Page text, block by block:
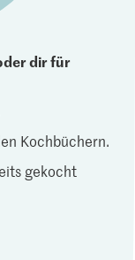
dir für
Kochbüchern.
gekocht